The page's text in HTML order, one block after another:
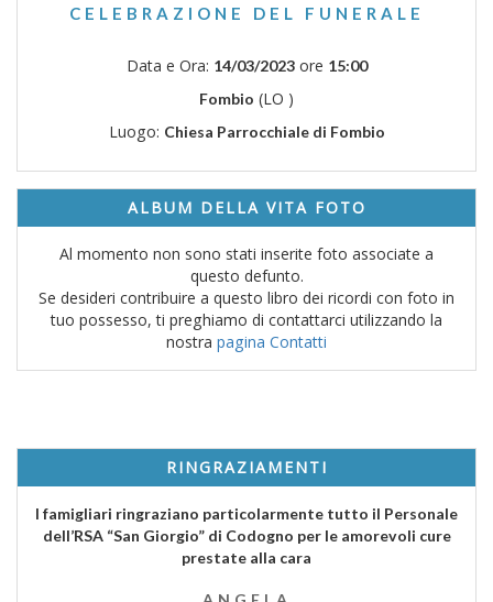
CELEBRAZIONE DEL FUNERALE
Data e Ora: 14/03/2023ore 15:00
Fombio (LO )
Luogo: Chiesa Parrocchiale di Fombio
ALBUM DELLA VITA FOTO
Al momento non sono stati inserite foto associate a
questo defunto.
Se desideri contribuire a questo libro dei ricordi con foto in
tuo possesso, ti preghiamo di contattarci utilizzando la
nostra pagina Contatti
RINGRAZIAMENTI
I famigliari ringraziano particolarmente tutto il Personale
dell’RSA “San Giorgio” di Codogno per le amorevoli cure
prestate alla cara